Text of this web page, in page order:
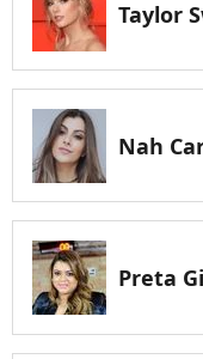
Taylor
Nah
Preta